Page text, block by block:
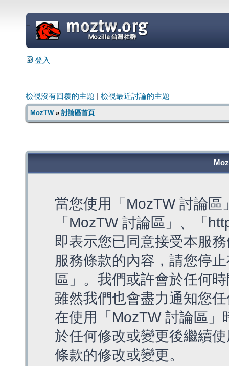
=
登入
檢視沒有回覆的主題 檢視最近討論的主題
MozTW» 討論區首頁
當您使用「MozTW 討論
「MozTW 討論區」、「
即表示您已同意接受本服
服務條款的內容，請您停
區」。我們或許會於任何
雖然我們也會盡力通知您
在使用「MozTW 討論區
於任何修改或變更後繼續
條款的修改或變更。